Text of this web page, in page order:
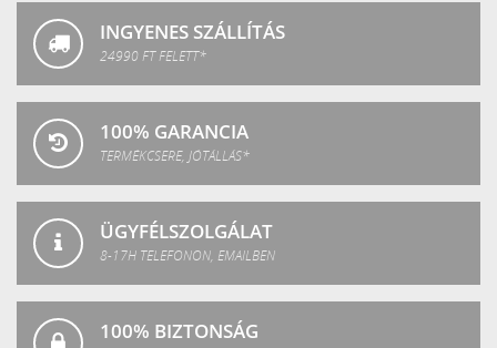
INGYENES SZÁLLÍTÁS
24990 FT FELETT*
100% GARANCIA
TERMÉKCSERE, JÓTÁLLÁS*
ÜGYFÉLSZOLGÁLAT
8-17H TELEFONON, EMAILBEN
100% BIZTONSÁG